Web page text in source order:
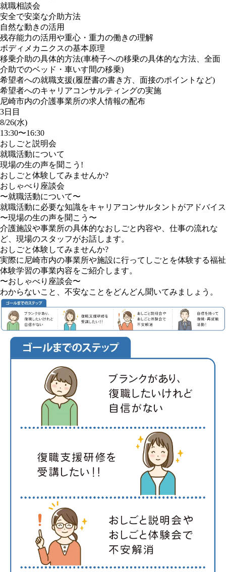
就職相談会
安全で安楽な介助方法
自然な動きの活用
残存能力の活用や重心・重力の働きの理解
ボディメカニクスの基本原理
移乗介助の具体的方法(車椅子への移乗の具体的な方法、全面
介助でのベッド・車いす間の移乗)
希望者への就職支援(履歴書の書き方、面接のポイントなど)
希望者へのキャリアコンサルティングの実施
尼崎市内の介護事業所の求人情報の配布
3日目
8/26(水)
13:30〜16:30
おしごと説明会
就職活動について
現場の生の声を聞こう!
おしごと体験してみませんか?
おしゃべり座談会
〜就職活動について〜
就職活動に必要な知識をキャリアコンサルタントがアドバイス
〜現場の生の声を聞こう〜
介護施設や事業所の具体的なおしごと内容や、仕事の流れな
ど、現場のスタッフがお話します。
おしごと体験してみませんか?
実際に尼崎市内の事業所や施設に行ってしごとを体験する福祉
体験学習の事業内容をご紹介します。
〜おしゃべり座談会〜
わからないこと、不安なことをどんどん聞いてみましょう。